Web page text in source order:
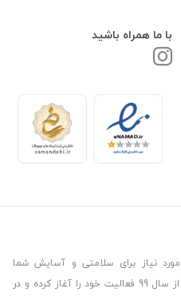
با ما همراه باشید
نیاز برای سلامتی و آسایش شما
مشتریات عزیز است. فروشگاه بالیشما از سال 99 فعالیت خود را آغاز کرده و در